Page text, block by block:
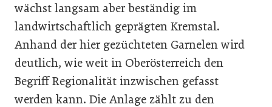
wächst langsam aber beständig im
landwirtschaftlich geprägten Kremstal.
Anhand der hier gezüchteten Garnelen wird
deutlich, wie weit in Oberösterreich den
Begriff Regionalität inzwischen gefasst
werden kann. Die Anlage zählt zu den